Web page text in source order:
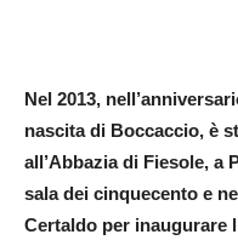
Nel 2013,
nascita di Boccaccio, è
all’Abbazia di Fiesole, a
sala dei cinquecento e
Certaldo per inaugurare